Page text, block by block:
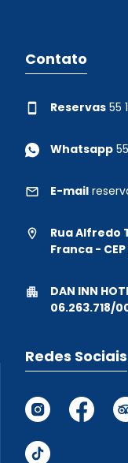
Contato
Reservas 55
Whatsapp
E-mail
Rua Alfredo
Franca -
DAN INN
06.263.718/
Redes Sociais